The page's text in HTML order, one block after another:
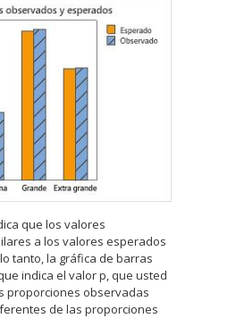
que los valores
a los valores esperados
tanto, la gráfica de barras
indica el valor p, que usted
proporciones observadas
de las proporciones